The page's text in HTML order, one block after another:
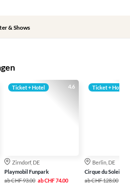
& Shows
4.6
Ticket + Hotel
Zirndorf, DE
Playmobil Funpark
abCHF 93.00 abCHF 74.00
Ticket + Hotel
Berlin, DE
Cirque du Soleil
abCHF 128.00